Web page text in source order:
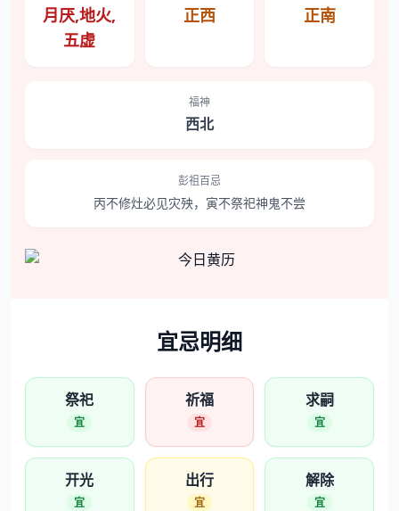
月厌,地火,
五虚
正西 正南
福神
西北
彭祖百忌
丙不修灶必见灾殃，寅不祭祀神鬼不尝
宜忌明细
祭祀
宜
祈福
宜
求嗣
宜
开光
宜
出行
宜
解除
宜